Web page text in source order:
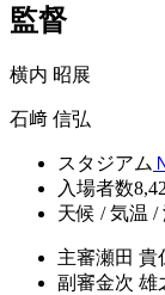
監督
横内 昭展
石﨑 信弘
スタジアム
入場者数
天候 / 気温 /
主審瀬田 貴
副審金次 雄